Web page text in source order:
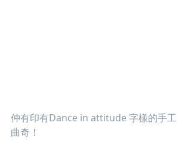
仲有印有Dance in attitude 字樣的手工
曲奇！